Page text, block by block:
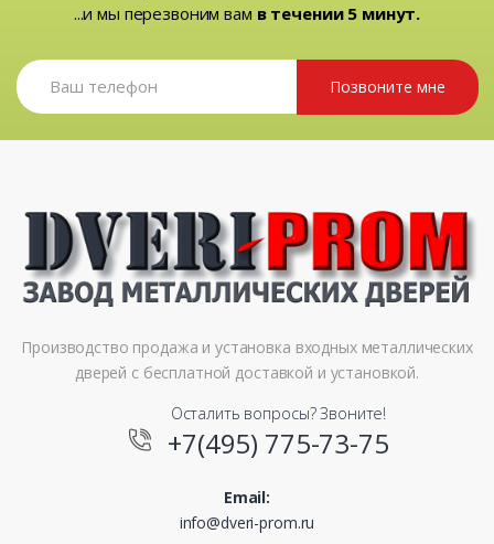
...и мы перезвоним вам в течении 5 минут.
Позвоните мне
Производство продажа и установка входных металлических
дверей с бесплатной доставкой и установкой.
Осталить вопросы? Звоните!
+7(495) 775-73-75
Email:
info@dveri-prom.ru